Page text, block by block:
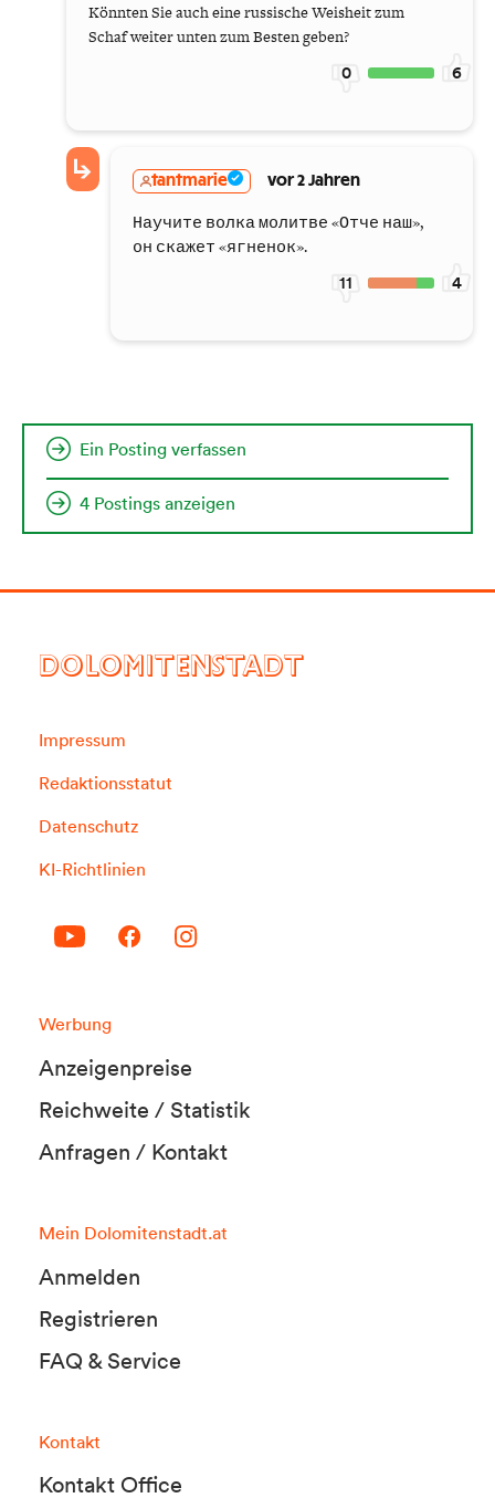
Könnten Sie auch eine russische Weisheit zum
Schaf weiter unten zum Besten geben?
0 6
tantmarie vor 2 Jahren
Научите волка молитве «Отче наш»,
он скажет «ягненок».
11 4
Ein Posting verfassen
4 Postings anzeigen
DOLOMITENSTADT
Impressum
Redaktionsstatut
Datenschutz
KI-Richtlinien
Werbung
Anzeigenpreise
Reichweite / Statistik
Anfragen / Kontakt
Mein Dolomitenstadt.at
Anmelden
Registrieren
FAQ & Service
Kontakt
Kontakt Office